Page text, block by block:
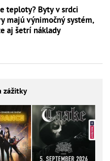
teploty? Byty v srdci
majú výnimočný systém,
aj šetrí náklady
zážitky